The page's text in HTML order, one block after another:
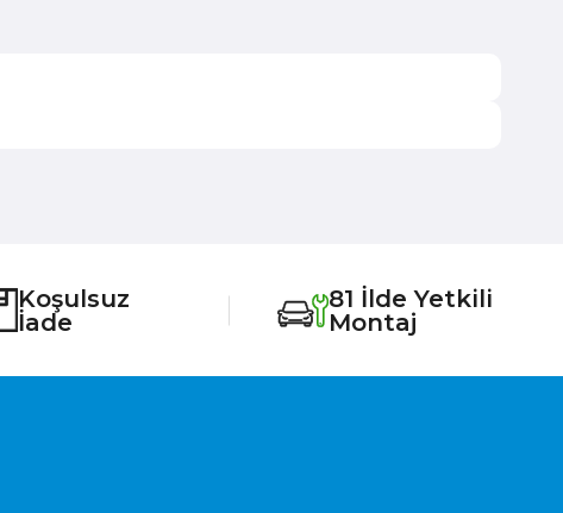
Koşulsuz
İade
81 İlde Yetkili
Montaj